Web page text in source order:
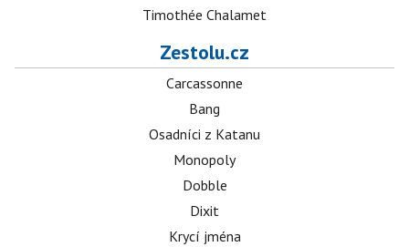
Timothée Chalamet
Zestolu.cz
Carcassonne
Bang
Osadníci z Katanu
Monopoly
Dobble
Dixit
Krycí jména